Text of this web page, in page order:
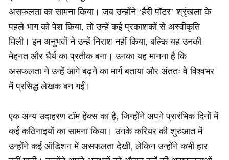
असफलता का सामना किया। जब उन्होंने ‘हैरी पॉटर’ श्रृंखला के
पहले भाग को पेश किया, तो उन्हें कई प्रकाशकों से अस्वीकृति
मिली। इन अनुभवों ने उन्हें निराश नहीं किया, बल्कि यह उनकी
मेहनत और धैर्य का प्रतीक बना। उनका यह मानना है कि
असफलता ने उन्हें आगे बढ़ने का मार्ग बताया और अंततः वे विश्वभर
में प्रसिद्ध लेखक बन गईं।
एक अन्य उदाहरण टॉम हेंक्स का है, जिन्होंने अपने प्रारंभिक दिनों में
कई कठिनाइयों का सामना किया। उनके करियर की शुरुआत में
उन्होंने कई ऑडिशन में असफलता देखी, लेकिन उन्होंने कभी हार